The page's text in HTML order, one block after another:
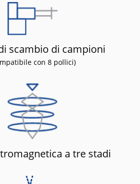
scambio di campioni
con 8 pollici)
a tre stadi